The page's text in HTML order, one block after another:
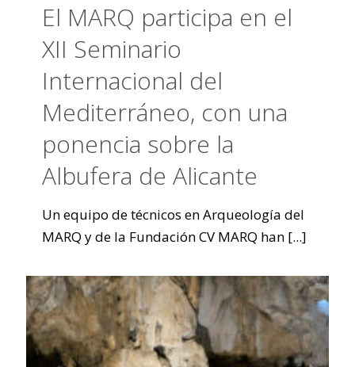
El MARQ participa en el
XII Seminario
Internacional del
Mediterráneo, con una
ponencia sobre la
Albufera de Alicante
Un equipo de técnicos en Arqueología del
MARQ y de la Fundación CV MARQ han [...]